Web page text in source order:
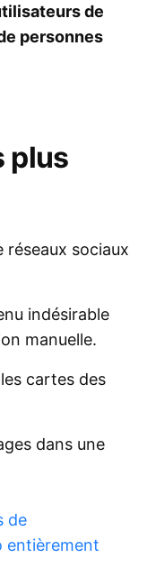
de
personnes
plus
sociaux
indésirable
manuelle.
cartes des
dans une
de
entièrement